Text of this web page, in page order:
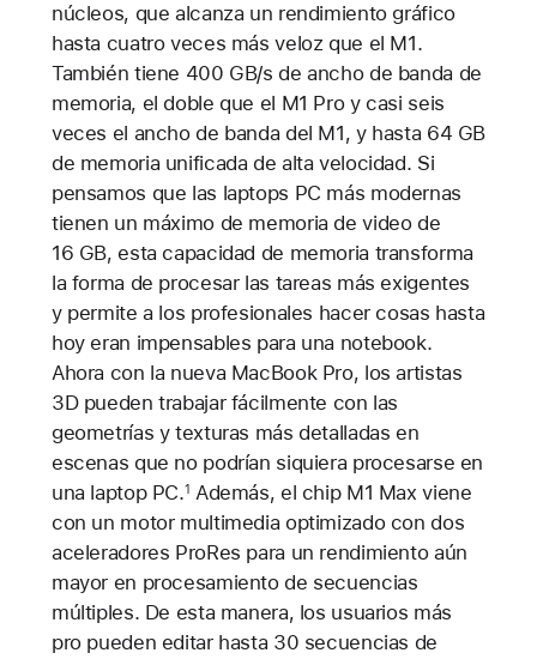
núcleos, que alcanza un rendimiento gráfico
hasta cuatro veces más veloz que el M1.
También tiene 400 GB/s de ancho de banda de
memoria, el doble que el M1 Pro y casi seis
veces el ancho de banda del M1, y hasta 64 GB
de memoria unificada de alta velocidad. Si
pensamos que las laptops PC más modernas
tienen un máximo de memoria de video de
16 GB, esta capacidad de memoria transforma
la forma de procesar las tareas más exigentes
y permite a los profesionales hacer cosas hasta
hoy eran impensables para una notebook.
Ahora con la nueva MacBook Pro, los artistas
3D pueden trabajar fácilmente con las
geometrías y texturas más detalladas en
escenas que no podrían siquiera procesarse en
una laptop PC.1 Además, el chip M1 Max viene
con un motor multimedia optimizado con dos
aceleradores ProRes para un rendimiento aún
mayor en procesamiento de secuencias
múltiples. De esta manera, los usuarios más
pro pueden editar hasta 30 secuencias de